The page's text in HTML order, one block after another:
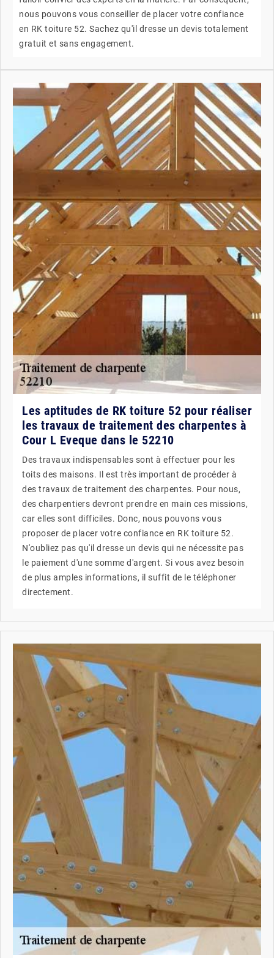
nous pouvons vous conseiller de placer votre confiance
en RK toiture 52. Sachez qu'il dresse un devis totalement
gratuit et sans engagement.
Les aptitudes de RK toiture 52 pour réaliser
les travaux de traitement des charpentes à
Cour L Eveque dans le 52210
Des travaux indispensables sont à effectuer pour les
toits des maisons. Il est très important de procéder à
des travaux de traitement des charpentes. Pour nous,
des charpentiers devront prendre en main ces missions,
car elles sont difficiles. Donc, nous pouvons vous
proposer de placer votre confiance en RK toiture 52.
N'oubliez pas qu'il dresse un devis qui ne nécessite pas
le paiement d'une somme d'argent. Si vous avez besoin
de plus amples informations, il suffit de le téléphoner
directement.